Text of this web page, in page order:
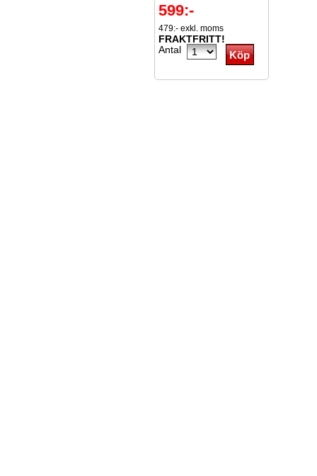
599:-
479:- exkl. moms
FRAKTFRITT!
Antal